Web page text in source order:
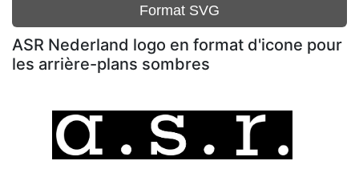
Format SVG
ASR Nederland logo en format d'icone pour
les arrière-plans sombres